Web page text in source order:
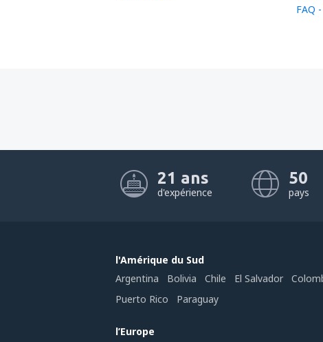
FAQ
21 ans
d'expérience
50
pays
l'Amérique du Sud
Argentina
Bolivia Chile El Salvador
Puerto Rico
Paraguay
l’Europe